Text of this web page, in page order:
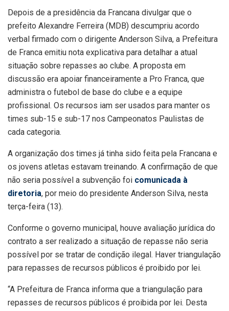
Depois de a presidência da Francana divulgar que o
prefeito Alexandre Ferreira (MDB) descumpriu acordo
verbal firmado com o dirigente Anderson Silva, a Prefeitura
de Franca emitiu nota explicativa para detalhar a atual
situação sobre repasses ao clube. A proposta em
discussão era apoiar financeiramente a Pro Franca, que
administra o futebol de base do clube e a equipe
profissional. Os recursos iam ser usados para manter os
times sub-15 e sub-17 nos Campeonatos Paulistas de
cada categoria.
A organização dos times já tinha sido feita pela Francana e
os jovens atletas estavam treinando. A confirmação de que
não seria possível a subvenção foi comunicada à
diretoria, por meio do presidente Anderson Silva, nesta
terça-feira (13).
Conforme o governo municipal, houve avaliação jurídica do
contrato a ser realizado a situação de repasse não seria
possível por se tratar de condição ilegal. Haver triangulação
para repasses de recursos públicos é proibido por lei.
“A Prefeitura de Franca informa que a triangulação para
repasses de recursos públicos é proibida por lei. Desta